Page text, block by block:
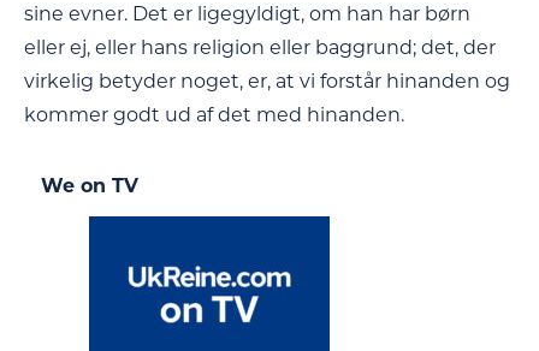
sine evner. Det er ligegyldigt, om han har børn
eller ej, eller hans religion eller baggrund; det, der
virkelig betyder noget, er, at vi forstår hinanden og
kommer godt ud af det med hinanden.
We on TV